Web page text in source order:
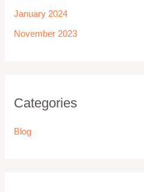
January 2024
November 2023
Categories
Blog